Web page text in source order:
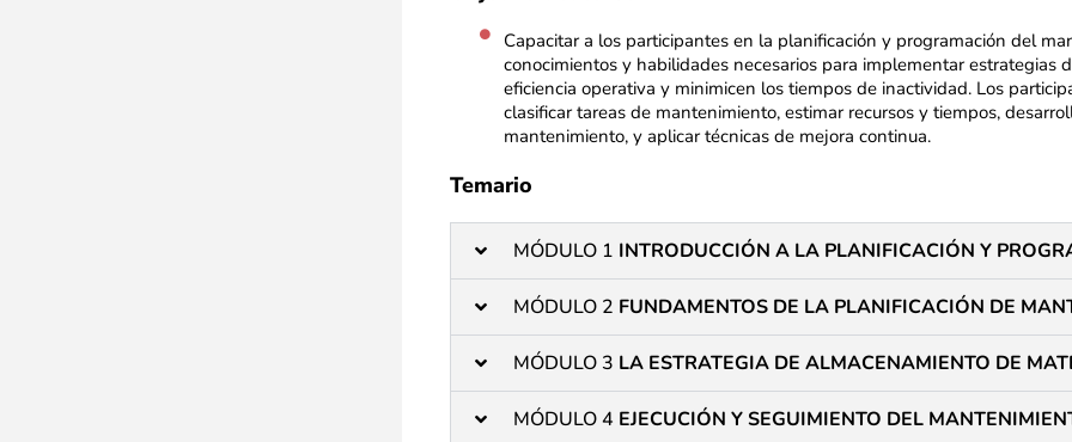
Capacitar a los participantes en la planificación y programación del
conocimientos y habilidades necesarios para implementar estrategias
eficiencia operativa y minimicen los tiempos de inactividad. Los
clasificar tareas de mantenimiento, estimar recursos y tiempos,
mantenimiento, y aplicar técnicas de mejora continua.
Temario
MÓDULO 1 INTRODUCCIÓN A LA PLANIFICACIÓN Y
MÓDULO 2 FUNDAMENTOS DE LA PLANIFICACIÓN DE
MÓDULO 3 LA ESTRATEGIA DE ALMACENAMIENTO DE
MÓDULO 4 EJECUCIÓN Y SEGUIMIENTO DEL